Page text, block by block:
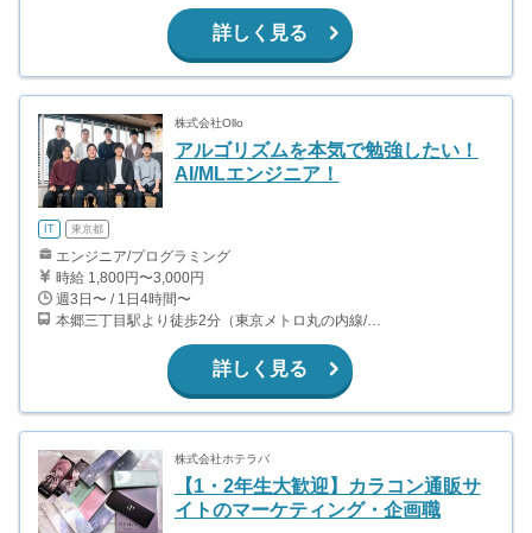
詳しく見る
株式会社Ollo
アルゴリズムを本気で勉強したい！
AI/MLエンジニア！
IT 東京都
エンジニア/プログラミング
時給 1,800円〜3,000円
週3日〜 / 1日4時間〜
本郷三丁目駅より徒歩2分（東京メトロ丸の内線/都営地下鉄大江戸線）
詳しく見る
株式会社ホテラバ
【1・2年生大歓迎】カラコン通販サ
イトのマーケティング・企画職